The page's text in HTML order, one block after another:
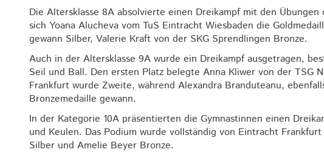
Die Altersklasse 8A absolvierte einen Dreikampf mit den
sich Yoana Alucheva vom TuS Eintracht Wiesbaden die
gewann Silber, Valerie Kraft von der SKG Sprendlingen Bronze.
Auch in der Altersklasse 9A wurde ein Dreikampf ausgetragen,
Seil und Ball. Den ersten Platz belegte Anna Kliwer von der TSG
Frankfurt wurde Zweite, während Alexandra Branduteanu,
Bronzemedaille gewann.
In der Kategorie 10A präsentierten die Gymnastinnen einen
und Keulen. Das Podium wurde vollständig von Eintracht
Silber und Amelie Beyer Bronze.